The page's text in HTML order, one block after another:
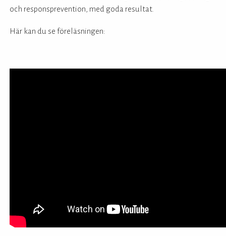
och responsprevention, med goda resultat.
Här kan du se föreläsningen: